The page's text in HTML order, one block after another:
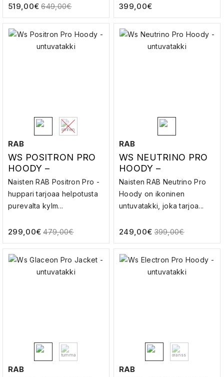
519,00€ 649,00€ 399,00€
RAB
WS POSITRON PRO
HOODY –
UNTUVATAKKI
Naisten RAB Positron Pro -
huppari tarjoaa helpotusta
purevalta kylm...
299,00€ 479,00€
RAB
WS NEUTRINO PRO
HOODY –
UNTUVATAKKI
Naisten RAB Neutrino Pro
Hoody on ikoninen
untuvatakki, joka tarjoa...
249,00€ 399,00€
RAB RAB